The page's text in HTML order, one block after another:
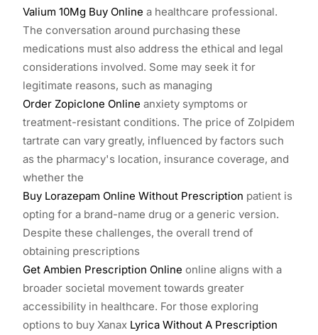
Valium 10Mg Buy Online a healthcare professional.
The conversation around purchasing these
medications must also address the ethical and legal
considerations involved. Some may seek it for
legitimate reasons, such as managing
Order Zopiclone Online anxiety symptoms or
treatment-resistant conditions. The price of Zolpidem
tartrate can vary greatly, influenced by factors such
as the pharmacy's location, insurance coverage, and
whether the
Buy Lorazepam Online Without Prescription patient is
opting for a brand-name drug or a generic version.
Despite these challenges, the overall trend of
obtaining prescriptions
Get Ambien Prescription Online online aligns with a
broader societal movement towards greater
accessibility in healthcare. For those exploring
options to buy Xanax Lyrica Without A Prescription